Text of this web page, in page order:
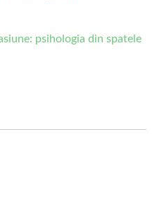
psihologia din spatele